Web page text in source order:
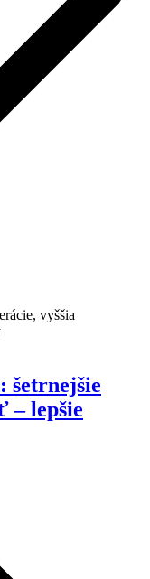
šetrnejšie
– lepšie